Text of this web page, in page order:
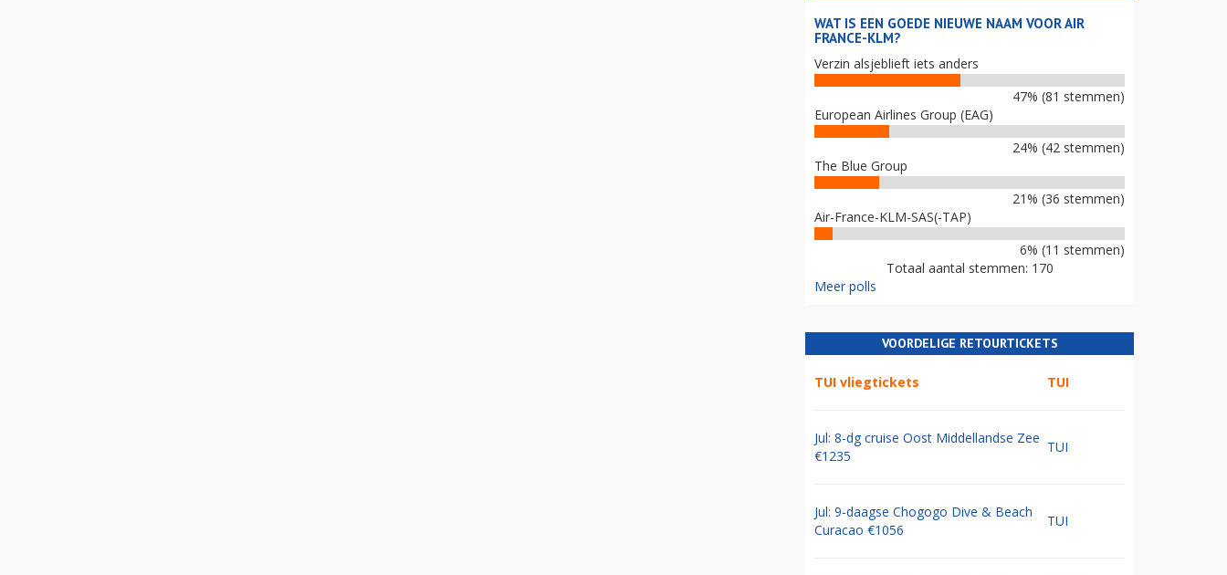
WAT IS EEN GOEDE NIEUWE NAAM VOOR AIR
FRANCE-KLM?
Verzin alsjeblieft iets anders
47% (81 stemmen)
European Airlines Group (EAG)
24% (42 stemmen)
The Blue Group
21% (36 stemmen)
Air-France-KLM-SAS(-TAP)
6% (11 stemmen)
Totaal aantal stemmen: 170
Meer polls
VOORDELIGE RETOURTICKETS
TUI vliegtickets TUI
Jul: 8-dg cruise Oost Middellandse Zee
€1235
TUI
Jul: 9-daagse Chogogo Dive & Beach
Curacao €1056
TUI